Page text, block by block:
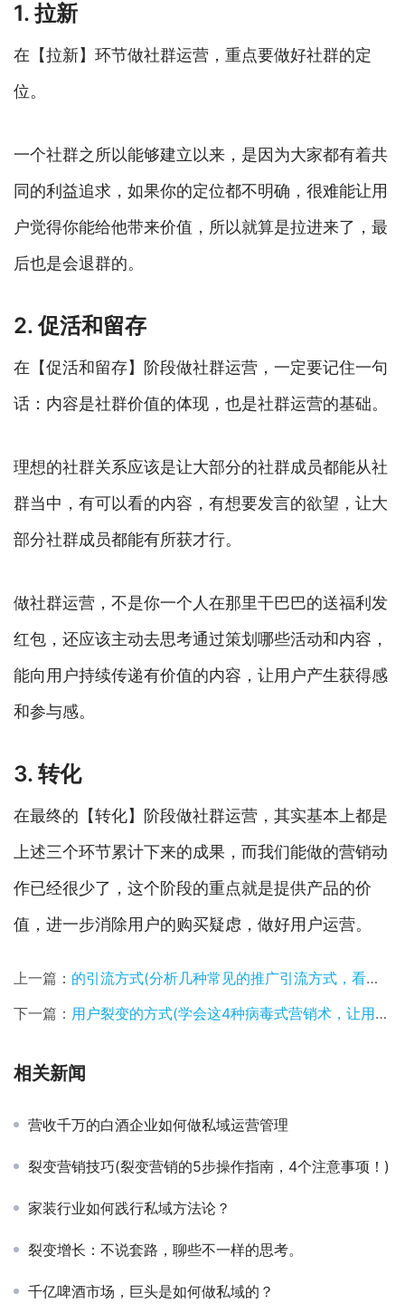
1. 拉新
在【拉新】环节做社群运营，重点要做好社群的定
位。
一个社群之所以能够建立以来，是因为大家都有着共
同的利益追求，如果你的定位都不明确，很难能让用
户觉得你能给他带来价值，所以就算是拉进来了，最
后也是会退群的。
2. 促活和留存
在【促活和留存】阶段做社群运营，一定要记住一句
话：内容是社群价值的体现，也是社群运营的基础。
理想的社群关系应该是让大部分的社群成员都能从社
群当中，有可以看的内容，有想要发言的欲望，让大
部分社群成员都能有所获才行。
做社群运营，不是你一个人在那里干巴巴的送福利发
红包，还应该主动去思考通过策划哪些活动和内容，
能向用户持续传递有价值的内容，让用户产生获得感
和参与感。
3. 转化
在最终的【转化】阶段做社群运营，其实基本上都是
上述三个环节累计下来的成果，而我们能做的营销动
作已经很少了，这个阶段的重点就是提供产品的价
值，进一步消除用户的购买疑虑，做好用户运营。
上一篇： 的引流方式(分析几种常见的推广引流方式，看看哪一种最适合你？)
下一篇： 用户裂变的方式(学会这4种病毒式营销术，让用户裂变用户，实现业绩倍增)
相关新闻
营收千万的白酒企业如何做私域运营管理
裂变营销技巧(裂变营销的5步操作指南，4个注意事项！)
家装行业如何践行私域方法论？
裂变增长：不说套路，聊些不一样的思考。
千亿啤酒市场，巨头是如何做私域的？